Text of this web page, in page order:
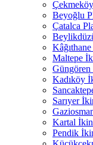
Beyoğlu
Çatalca
Maltepe
Kadıköy
Sarıyer
Kartal
Pendik